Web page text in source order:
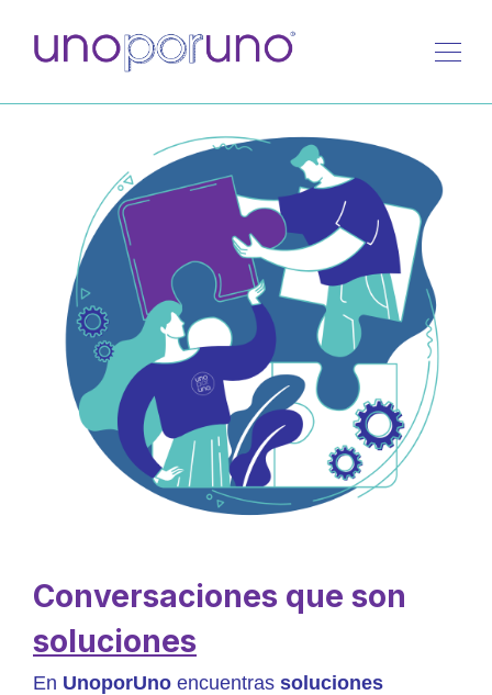
Conversaciones que son
soluciones
En UnoporUno encuentras soluciones